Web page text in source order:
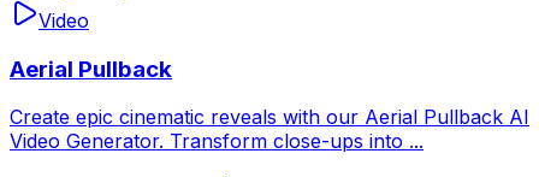
Video
Aerial Pullback
Create epic cinematic reveals with our Aerial Pullback AI
Video Generator. Transform close-ups into ...